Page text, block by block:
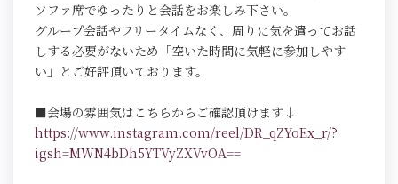
ソファ席でゆったりと会話をお楽しみ下さい。
グループ会話やフリータイムなく、周りに気を遣ってお話
しする必要がないため「空いた時間に気軽に参加しやす
い」とご好評頂いております。
■会場の雰囲気はこちらからご確認頂けます↓
https://www.instagram.com/reel/DR_qZYoEx_r/?
igsh=MWN4bDh5YTVyZXVvOA==